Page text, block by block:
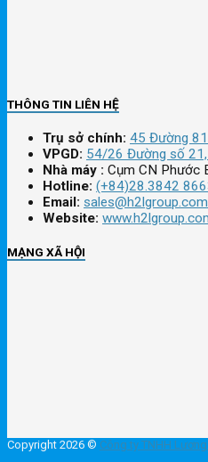
THÔNG TIN LIÊN HỆ
Trụ sở chính: 45 Đường
VPGD: 54/26 Đường số 21,
Nhà máy : Cụm CN Phước
Hotline: (+84)28.3842
Email: sales@h2lgroup.com
Website:
MẠNG XÃ HỘI
Copyright 2026 © Công ty TNHH